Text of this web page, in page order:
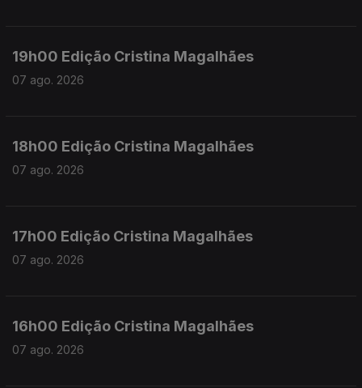
19h00 Edição Cristina Magalhães
07 ago. 2026
18h00 Edição Cristina Magalhães
07 ago. 2026
17h00 Edição Cristina Magalhães
07 ago. 2026
16h00 Edição Cristina Magalhães
07 ago. 2026